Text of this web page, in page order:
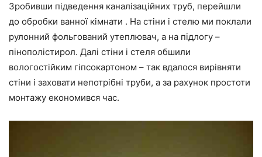
Зробивши підведення каналізаційних труб, перейшли
до обробки ванної кімнати . На стіни і стелю ми поклали
рулонний фольгований утеплювач, а на підлогу –
пінополістирол. Далі стіни і стеля обшили
вологостійким гіпсокартоном – так вдалося вирівняти
стіни і заховати непотрібні труби, а за рахунок простоти
монтажу економився час.